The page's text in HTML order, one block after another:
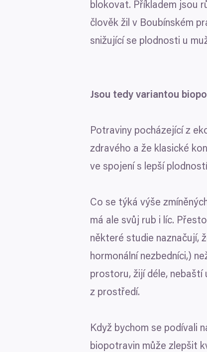
My anaši 1022 partneři
pro uchování a přístup
měření reklam a
k jakým účelům.
Pokud to povolíte, rádi
Shromažďovali
Identifikovali
Zjistěte více o tom, jak
K personalizaci
tyto údaje mohou
Výběr
souhlasu
Nutné
blokovat. Příkladem jsou
člověk žil v Boubínském
snižující se plodnosti u
Jsou tedy variantou
Potraviny pocházející z
zdravého a že klasické
ve spojení s lepší
Co se týká výše
má ale svůj rub i líc.
některé studie naznačují,
hormonální nezbedníci,)
prostoru, žijí déle,
z prostředí.
Když bychom se podívali
biopotravin může zlepšit